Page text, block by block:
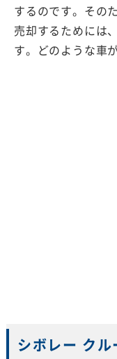
するのです。その
売却するためには
す。どのような車
シボレー ク